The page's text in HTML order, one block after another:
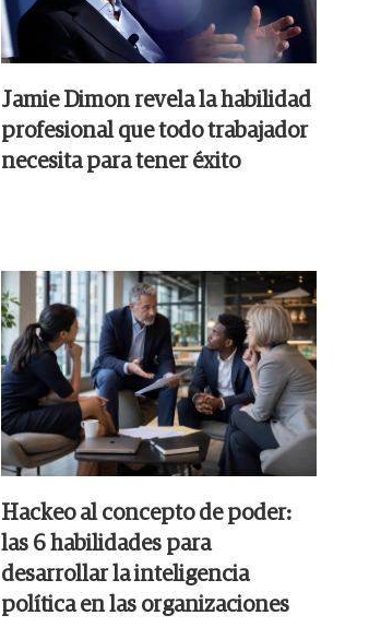
Jamie Dimon revela la habilidad
profesional que todo trabajador
necesita para tener éxito
Hackeo al concepto de poder:
las 6 habilidades para
desarrollar la inteligencia
política en las organizaciones